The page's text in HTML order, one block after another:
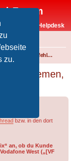
zu.
Forum
Kabel-Helpdesk
Einspeisefehler und überregionale Störungen
Bremen,
bzw. in den dort
an, ob du Kunde
West („[VF